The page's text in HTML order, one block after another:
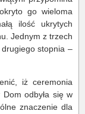
go wieloma
ilość ukrytych
Jednym z trzech
stopnia –
iż ceremonia
odbyła się w
znaczenie dla